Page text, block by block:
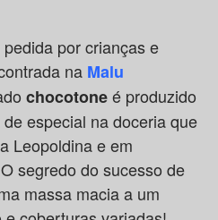
por crianças e
na Malu
chocotoneé produzido
especial na doceria que
Leopoldina e em
segredo do sucesso de
massa macia a um